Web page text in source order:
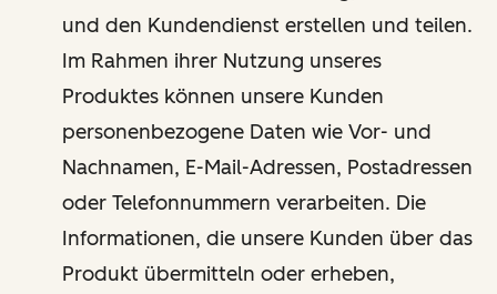
und den Kundendienst erstellen und teilen.
Im Rahmen ihrer Nutzung unseres
Produktes können unsere Kunden
personenbezogene Daten wie Vor- und
Nachnamen, E-Mail-Adressen, Postadressen
oder Telefonnummern verarbeiten. Die
Informationen, die unsere Kunden über das
Produkt übermitteln oder erheben,